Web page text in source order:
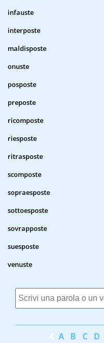
infauste
interposte
maldisposte
onuste
posposte
preposte
ricomposte
riesposte
ritrasposte
scomposte
sopraesposte
sottoesposte
sovrapposte
suesposte
venuste
A B C D